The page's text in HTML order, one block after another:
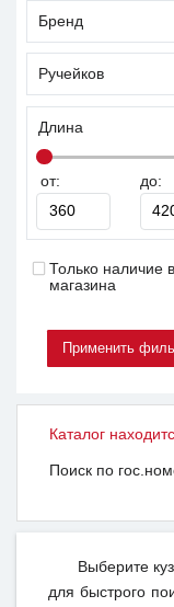
Бренд
Ручейков
Длина
от: до:
Только наличие
магазина
Каталог
Поиск по
Выберите
для быстрого